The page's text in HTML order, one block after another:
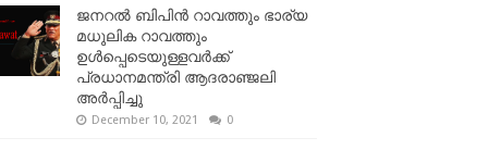
ജനറല്‍ ബിപിന്‍ റാവത്തും ഭാര്യ
മധുലിക റാവത്തും
ഉള്‍പ്പെടെയുള്ളവർക്ക്
പ്രധാനമന്ത്രി ആദരാഞ്ജലി
അർപ്പിച്ചു
December 10, 2021 0